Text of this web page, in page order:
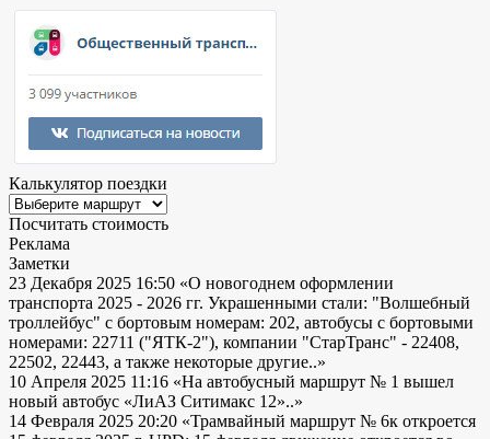
Калькулятор поездки
Посчитать стоимость
Реклама
Заметки
23 Декабря 2025 16:50 «О новогоднем оформлении
транспорта 2025 - 2026 гг. Украшенными стали: "Волшебный
троллейбус" с бортовым номерам: 202, автобусы с бортовыми
номерами: 22711 ("ЯТК-2"), компании "СтарТранс" - 22408,
22502, 22443, а также некоторые другие..»
10 Апреля 2025 11:16 «На автобусный маршрут № 1 вышел
новый автобус «ЛиАЗ Ситимакс 12»..»
14 Февраля 2025 20:20 «Трамвайный маршрут № 6к откроется